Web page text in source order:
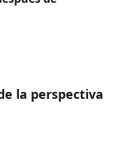
la perspectiva